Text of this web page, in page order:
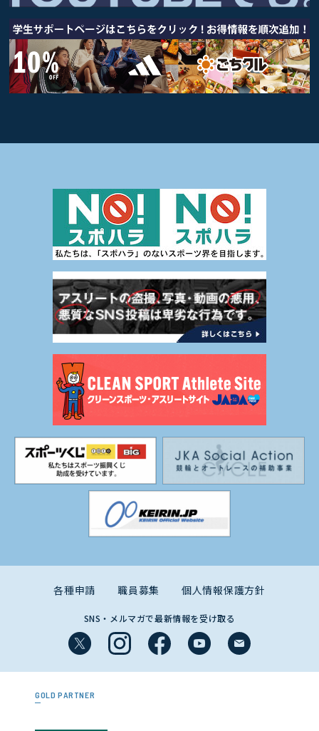
各種申請 職員募集 個人情報保護方針
SNS・メルマガで最新情報を受け取る
GOLD PARTNER